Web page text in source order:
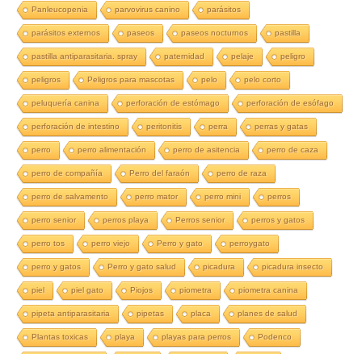
Panleucopenia parvovirus canino parásitos
parásitos externos paseos paseos nocturnos pastilla
pastilla antiparasitaria. spray paternidad pelaje peligro
peligros Peligros para mascotas pelo pelo corto
peluquería canina perforación de estómago perforación de esófago
perforación de intestino peritonitis perra perras y gatas
perro perro alimentación perro de asitencia perro de caza
perro de compañía Perro del faraón perro de raza
perro de salvamento perro mator perro mini perros
perro senior perros playa Perros senior perros y gatos
perro tos perro viejo Perro y gato perroygato
perro y gatos Perro y gato salud picadura picadura insecto
piel piel gato Piojos piometra piometra canina
pipeta antiparasitaria pipetas placa planes de salud
Plantas toxicas playa playas para perros Podenco